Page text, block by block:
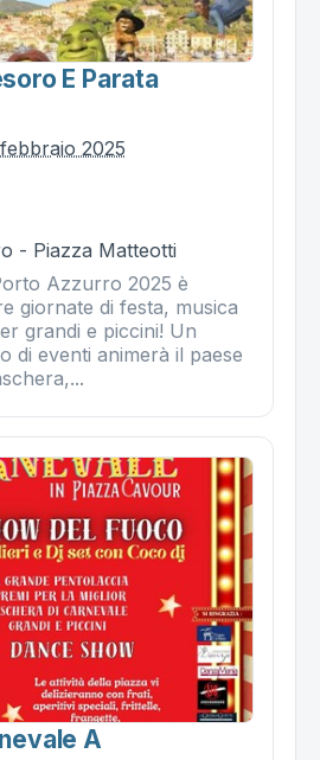
E Parata
2025
- Piazza Matteotti
Azzurro 2025 è
giornate di festa, musica
grandi e piccini! Un
di eventi animerà il paese
A